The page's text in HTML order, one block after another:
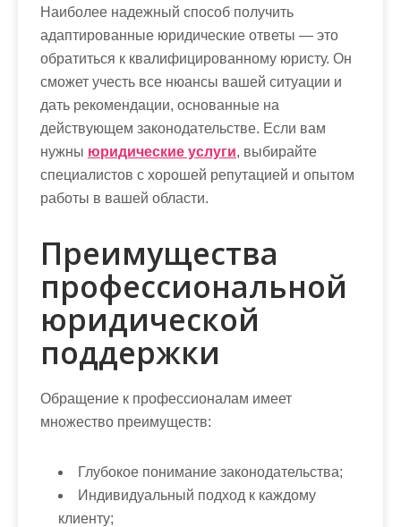
Наиболее надежный способ получить
адаптированные юридические ответы — это
обратиться к квалифицированному юристу. Он
сможет учесть все нюансы вашей ситуации и
дать рекомендации, основанные на
действующем законодательстве. Если вам
нужны юридические услуги, выбирайте
специалистов с хорошей репутацией и опытом
работы в вашей области.
Преимущества
профессиональной
юридической
поддержки
Обращение к профессионалам имеет
множество преимуществ:
Глубокое понимание законодательства;
Индивидуальный подход к каждому
клиенту;